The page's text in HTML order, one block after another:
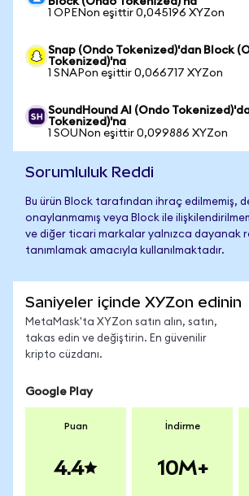
1 OPENon eşittir 0,045196 XYZon
Snap (Ondo Tokenized)'dan Block
Tokenized)'na
1 SNAPon eşittir 0,066717 XYZon
SoundHound AI (Ondo
Tokenized)'na
1 SOUNon eşittir 0,099886 XYZon
Sorumluluk Reddi
Bu ürün Block tarafından ihraç edilmemiş,
onaylanmamış veya Block ile
ve diğer ticari markalar yalnızca dayanak
tanımlamak amacıyla kullanılmaktadır.
Saniyeler içinde XYZon edinin
MetaMask'ta XYZon satın alın, satın,
takas edin ve değiştirin. En güvenilir
kripto cüzdanı.
Google Play
Puan
4.4
İndirme
10M+